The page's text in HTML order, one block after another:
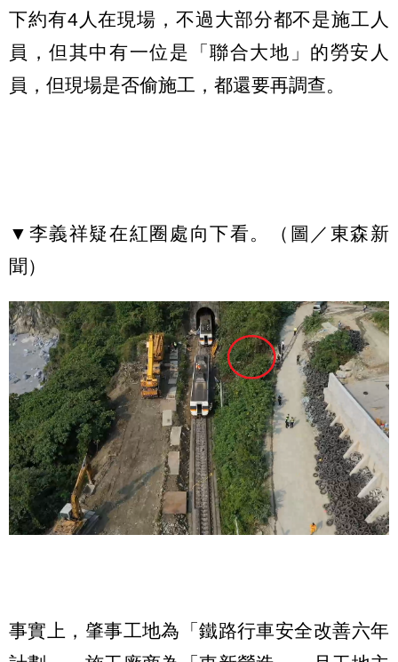
下約有4人在現場，不過大部分都不是施工人
員，但其中有一位是「聯合大地」的勞安人
員，但現場是否偷施工，都還要再調查。
▼李義祥疑在紅圈處向下看。（圖／東森新
聞）
事實上，肇事工地為「鐵路行車安全改善六年